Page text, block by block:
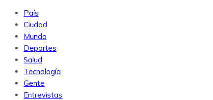
País
Ciudad
Mundo
Deportes
Salud
Tecnología
Gente
Entrevistas